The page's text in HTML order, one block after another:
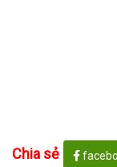
Chia sẻ